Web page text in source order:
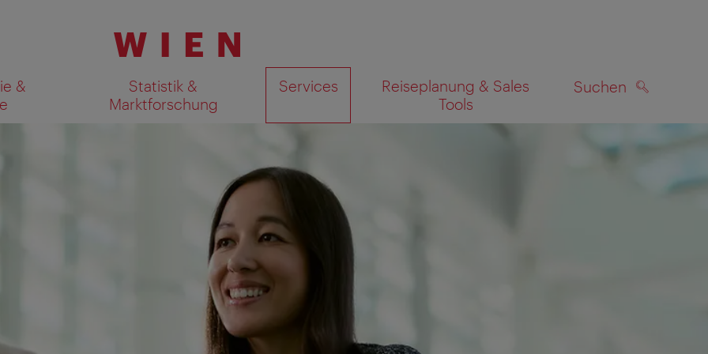
&
Statistik &
Marktforschung
Services
Reiseplanung & Sales
Tools
Suchen